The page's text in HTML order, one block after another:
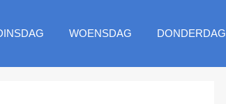
WOENSDAG DONDERDAG